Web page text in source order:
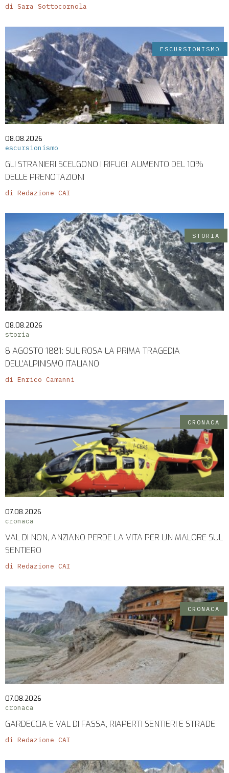
di Sara Sottocornola
ESCURSIONISMO
08.08.2026
escursionismo
GLI STRANIERI SCELGONO I RIFUGI: AUMENTO DEL 10%
DELLE PRENOTAZIONI
di Redazione CAI
STORIA
08.08.2026
storia
8 AGOSTO 1881: SUL ROSA LA PRIMA TRAGEDIA
DELL'ALPINISMO ITALIANO
di Enrico Camanni
CRONACA
07.08.2026
cronaca
VAL DI NON, ANZIANO PERDE LA VITA PER UN MALORE SUL
SENTIERO
di Redazione CAI
CRONACA
07.08.2026
cronaca
GARDECCIA E VAL DI FASSA, RIAPERTI SENTIERI E STRADE
di Redazione CAI